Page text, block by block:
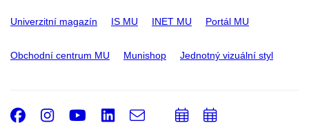
Univerzitní magazín IS MU INET MU Portál MU
Obchodní centrum MU Munishop Jednotný vizuální styl
Facebook
Instagram
Youtube
LinkedIn
e-
PřidatPřidat